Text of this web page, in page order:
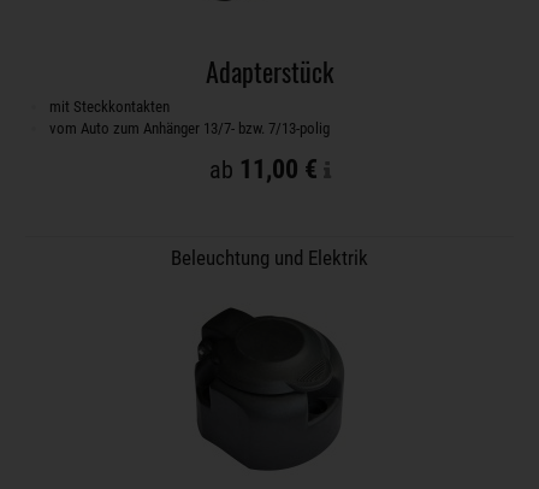
Adapterstück
mit Steckkontakten
vom Auto zum Anhänger 13/7- bzw. 7/13-polig
ab 11,00 €
Beleuchtung und Elektrik